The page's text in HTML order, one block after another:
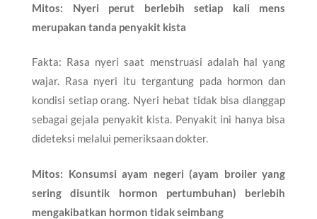
Mitos: Nyeri perut berlebih setiap kali mens
merupakan tanda penyakit kista
Fakta: Rasa nyeri saat menstruasi adalah hal yang
wajar. Rasa nyeri itu tergantung pada hormon dan
kondisi setiap orang. Nyeri hebat tidak bisa dianggap
sebagai gejala penyakit kista. Penyakit ini hanya bisa
dideteksi melalui pemeriksaan dokter.
Mitos: Konsumsi ayam negeri (ayam broiler yang
sering disuntik hormon pertumbuhan) berlebih
mengakibatkan hormon tidak seimbang